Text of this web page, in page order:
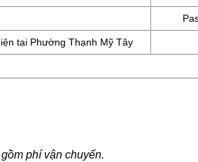
tại Phường Thạnh Mỹ Tây
phí vận chuyển.